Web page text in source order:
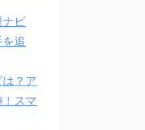
ナビ
追
？ア
スマ